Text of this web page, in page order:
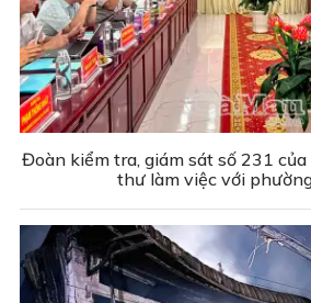
Đoàn kiểm tra, giám sát số 231
thư làm việc với